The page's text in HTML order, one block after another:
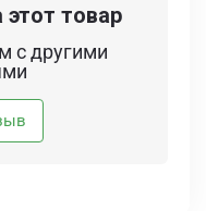
товар
с другими